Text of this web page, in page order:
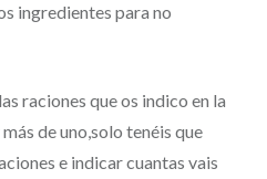
ingredientes para no
raciones que os indico en la
de uno,solo tenéis que
e indicar cuantas vais